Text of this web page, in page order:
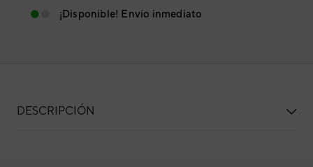
¡Disponible! Envío inmediato
DESCRIPCIÓN